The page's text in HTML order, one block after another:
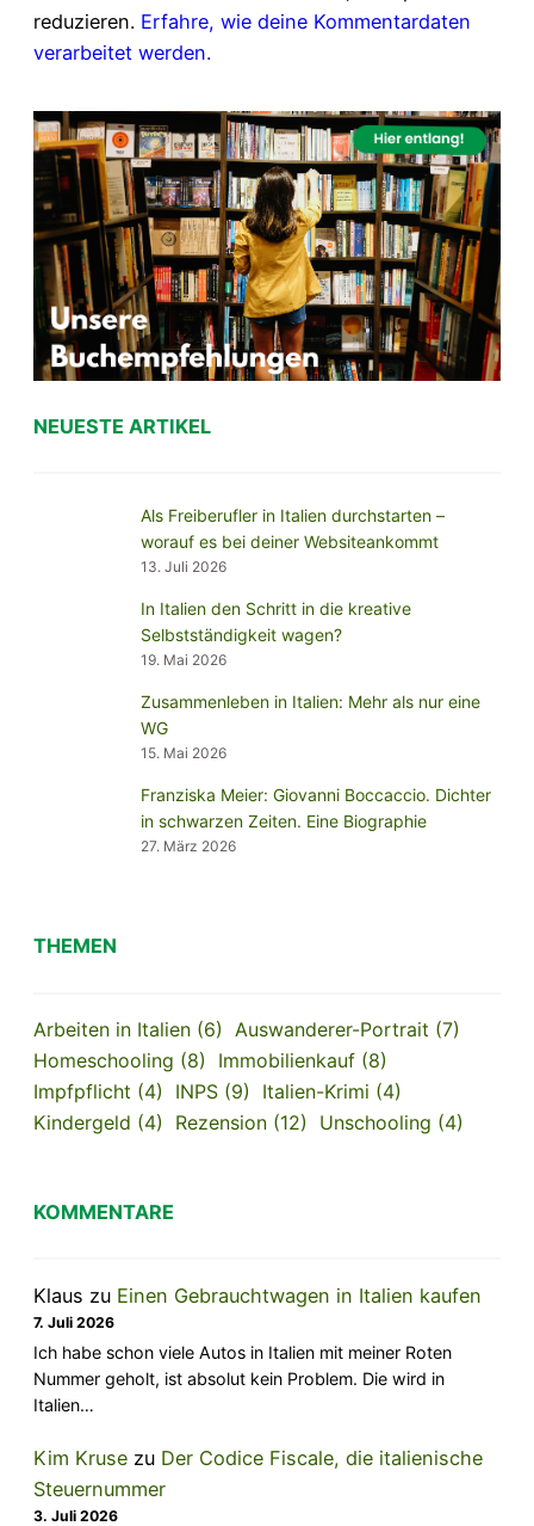
reduzieren. Erfahre, wie deine Kommentardaten
verarbeitet werden.
NEUESTE ARTIKEL
Als Freiberufler in Italien durchstarten –
worauf es bei deiner Websiteankommt
13. Juli 2026
In Italien den Schritt in die kreative
Selbstständigkeit wagen?
19. Mai 2026
Zusammenleben in Italien: Mehr als nur eine
WG
15. Mai 2026
Franziska Meier: Giovanni Boccaccio. Dichter
in schwarzen Zeiten. Eine Biographie
27. März 2026
THEMEN
Arbeiten in Italien (6) Auswanderer-Portrait (7)
Homeschooling (8) Immobilienkauf (8)
Impfpflicht (4) INPS (9) Italien-Krimi (4)
Kindergeld (4) Rezension (12) Unschooling (4)
KOMMENTARE
Klaus zu Einen Gebrauchtwagen in Italien kaufen
7. Juli 2026
Ich habe schon viele Autos in Italien mit meiner Roten
Nummer geholt, ist absolut kein Problem. Die wird in
Italien…
Kim Kruse zu Der Codice Fiscale, die italienische
Steuernummer
3. Juli 2026